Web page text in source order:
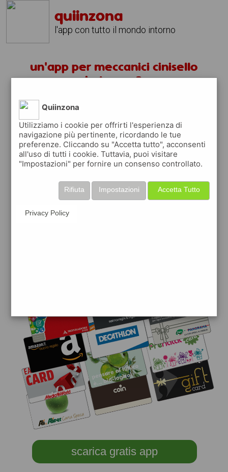
quiinzona
l'app con tutto il mondo intorno
un'app per meccanici cinisello
balsamo ?
scarica gratis app
quiinzona è una app
gratuita
che ti aiuta se cerchi 'un'app per
premia ogni volta che la usi
raccogli punti da convertire inbuoni sconto
scarica gratis app
Quiinzona
Utilizziamo i cookie per offrirti l'esperienza di
navigazione più pertinente, ricordando le tue
preferenze. Cliccando su "Accetta tutto", acconsenti
all'uso di tutti i cookie. Tuttavia, puoi visitare
"Impostazioni" per fornire un consenso controllato.
Accetta Tutto
Impostazioni
Rifiuta
Privacy Policy